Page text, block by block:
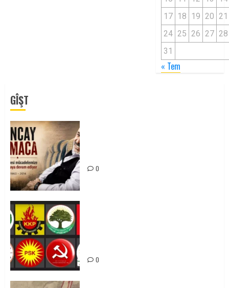
17 18 19 20 21
24 25 26 27 28
31
« Tem
GÎŞT
0
0